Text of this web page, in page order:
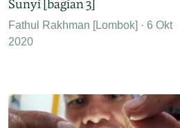
Sunyi [bagian 3]
Fathul Rakhman [Lombok]
6 Okt
2020